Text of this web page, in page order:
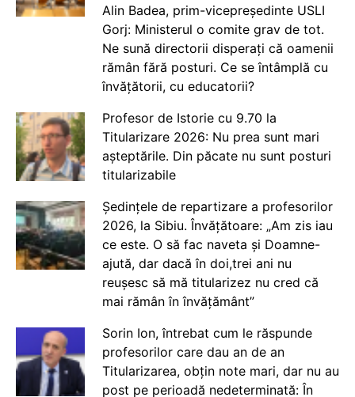
Alin Badea, prim-vicepreședinte USLI
Gorj: Ministerul o comite grav de tot.
Ne sună directorii disperați că oamenii
rămân fără posturi. Ce se întâmplă cu
învățătorii, cu educatorii?
Profesor de Istorie cu 9.70 la
Titularizare 2026: Nu prea sunt mari
așteptările. Din păcate nu sunt posturi
titularizabile
Ședințele de repartizare a profesorilor
2026, la Sibiu. Învățătoare: „Am zis iau
ce este. O să fac naveta și Doamne-
ajută, dar dacă în doi,trei ani nu
reușesc să mă titularizez nu cred că
mai rămân în învățământ”
Sorin Ion, întrebat cum le răspunde
profesorilor care dau an de an
Titularizarea, obțin note mari, dar nu au
post pe perioadă nedeterminată: În